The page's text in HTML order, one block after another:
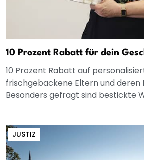
10 Prozent Rabatt für dein
10 Prozent Rabatt auf
frischgebackene Eltern und deren
Besonders gefragt sind bestickte
JUSTIZ